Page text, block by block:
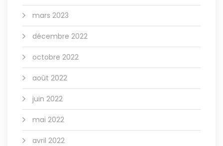
mars 2023
décembre 2022
octobre 2022
août 2022
juin 2022
mai 2022
avril 2022